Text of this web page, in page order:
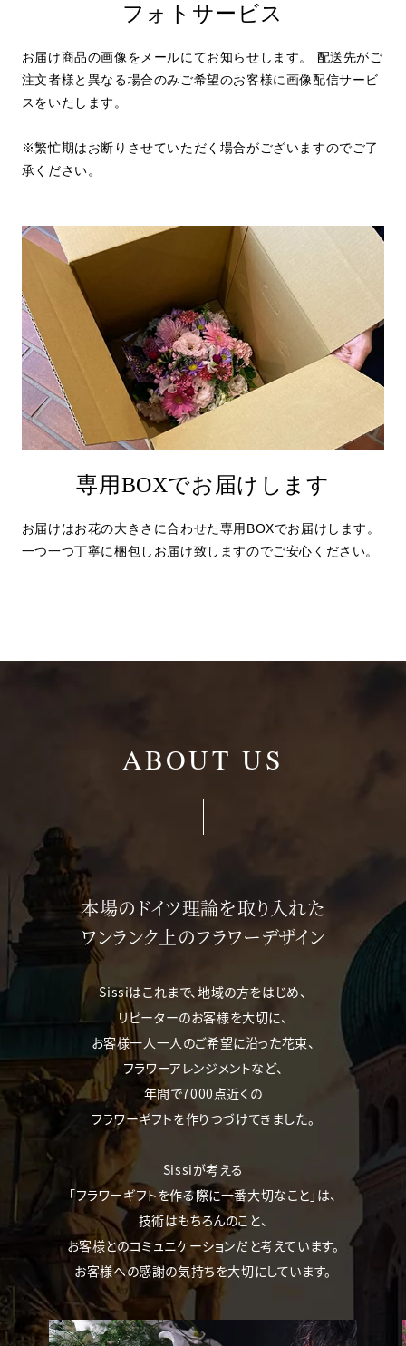
フォトサービス
お届け商品の画像をメールにてお知らせします。 配送先がご
注文者様と異なる場合のみご希望のお客様に画像配信サービ
スをいたします。
※繁忙期はお断りさせていただく場合がございますのでご了
承ください。
専用BOXでお届けします
お届けはお花の大きさに合わせた専用BOXでお届けします。
一つ一つ丁寧に梱包しお届け致しますのでご安心ください。
ABOUT US
本場のドイツ理論を取り入れた
ワンランク上のフラワーデザイン
Sissiはこれまで、地域の方をはじめ、
リピーターのお客様を大切に、
お客様一人一人のご希望に沿った花束、
フラワーアレンジメントなど、
年間で7000点近くの
フラワーギフトを作りつづけてきました。
Sissiが考える
「フラワーギフトを作る際に一番大切なこと」は、
技術はもちろんのこと、
お客様とのコミュニケーションだと考えています。
お客様への感謝の気持ちを大切にしています。